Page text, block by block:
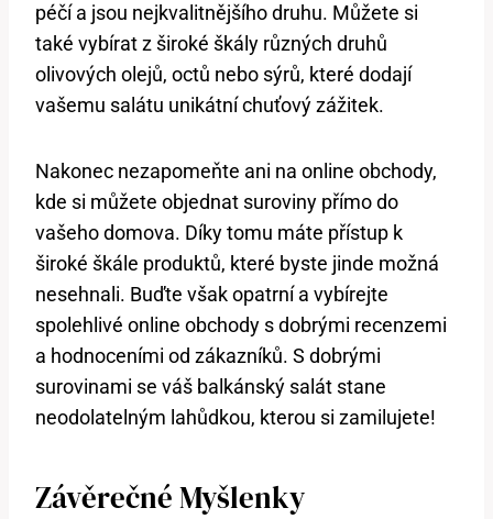
péčí a jsou nejkvalitnějšího druhu. Můžete si
⁣také vybírat z široké⁤ škály různých druhů
olivových olejů, octů nebo sýrů, které dodají
vašemu salátu unikátní chuťový zážitek.
Nakonec nezapomeňte ani na online obchody,
kde si můžete objednat suroviny přímo do
vašeho domova. Díky tomu máte přístup k
široké škále produktů, které byste ‍jinde možná
nesehnali. Buďte však opatrní a vybírejte
spolehlivé online obchody s dobrými recenzemi
a ⁣hodnoceními⁢ od zákazníků. S dobrými
surovinami‌ se‍ váš balkánský salát stane
neodolatelným lahůdkou, ⁤kterou⁢ si zamilujete!
Závěrečné Myšlenky